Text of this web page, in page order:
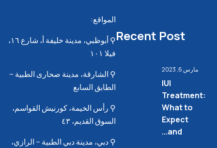
Recent Post
مارس 6, 2023
IUI
Treatment:
What to
Expect
and...
المواقع:
⚲ أبوظبي، مدينة خليفة أ، شارع ١٦،
فيلا ١٠١
⚲ الشارقة، مدينة صحارى الطبية –
الطابق السابع
⚲ رأس الخيمة، كورنيش القواسم،
السوق القديم، ٤٣
⚲ دبي، مدينة دبي الطبية – الرازي،